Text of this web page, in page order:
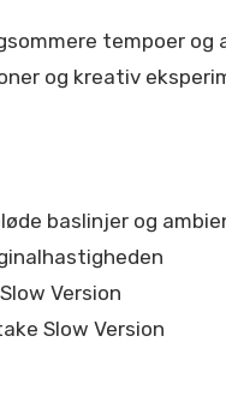
og kreativ
baslinjer og
Version
Slow Version